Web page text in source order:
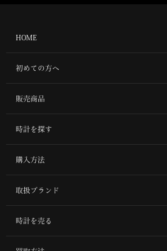
HOME
初めての方へ
販売商品
時計を探す
購入方法
取扱ブランド
時計を売る